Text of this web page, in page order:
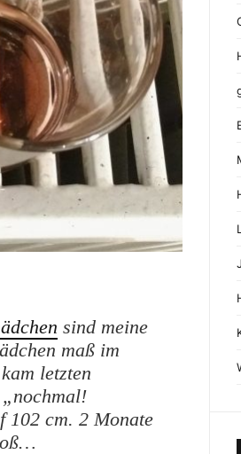
sind meine
maß im
letzten
102 cm. 2 Monate